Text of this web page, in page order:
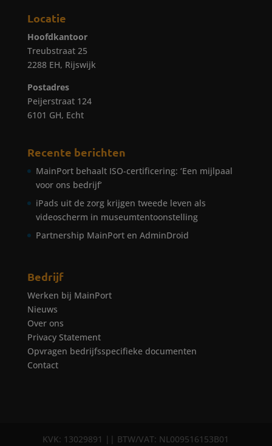
Locatie
Hoofdkantoor
Treubstraat 25
2288 EH, Rijswijk
Postadres
Peijerstraat 124
6101 GH, Echt
Recente berichten
MainPort behaalt ISO-certificering: ‘Een mijlpaal
voor ons bedrijf’
iPads uit de zorg krijgen tweede leven als
videoscherm in museumtentoonstelling
Partnership MainPort en AdminDroid
Bedrijf
Werken bij MainPort
Nieuws
Over ons
Privacy Statement
Opvragen bedrijfsspecifieke documenten
Contact
KVK: 13029891 || BTW/VAT: NL009516153B01